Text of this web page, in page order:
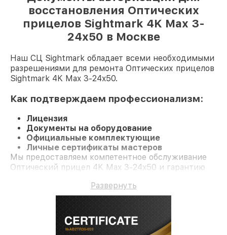
восстановления Оптических
прицелов Sightmark 4K Max 3-
24x50 в Москве
Наш СЦ Sightmark обладает всеми необходимыми
разрешениями для ремонта Оптических прицелов
Sightmark 4K Max 3-24x50.
Как подтверждаем профессионализм:
Лицензия
Документы на оборудование
Официальные комплектующие
Личные сертификаты мастеров
Мы предоставляем компетентное обслуживание
Оптический прицел 4K Max 3-24x50 и гарантию
Развернуть